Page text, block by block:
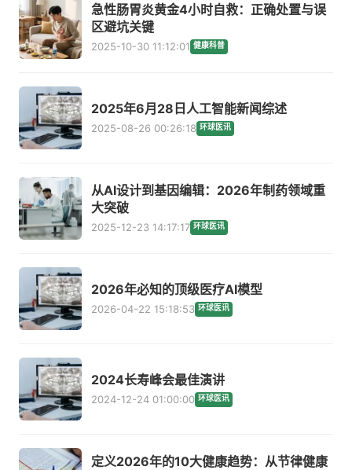
急性肠胃炎黄金4小时自救：正确处置与误
区避坑关键
2025-10-30 11:12:01 健康科普
2025年6月28日人工智能新闻综述
2025-08-26 00:26:18 环球医讯
从AI设计到基因编辑：2026年制药领域重
大突破
2025-12-23 14:17:17 环球医讯
2026年必知的顶级医疗AI模型
2026-04-22 15:18:53 环球医讯
2024长寿峰会最佳演讲
2024-12-24 01:00:00 环球医讯
定义2026年的10大健康趋势：从节律健康